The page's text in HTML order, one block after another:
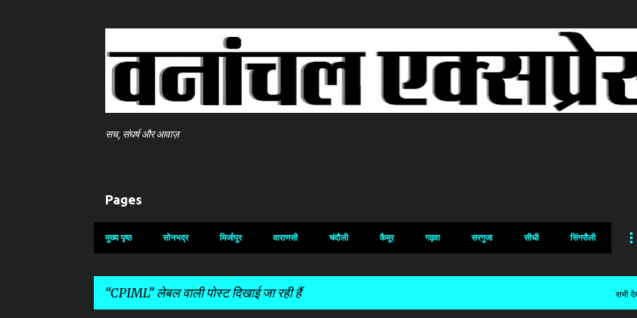
सच, संघर्ष और आवाज़
Pages
मुख्य पृष्ठ सोनभद्र मिर्जापुर वाराणसी चंदौली कैमूर गढ़वा सरगुजा सीधी सिंगरौली
CPIML लेबल वाली पोस्ट दिखाई जा रही हैं सभी